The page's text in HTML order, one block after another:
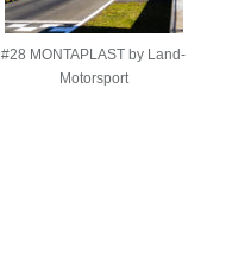
#28 MONTAPLAST by Land-
Motorsport